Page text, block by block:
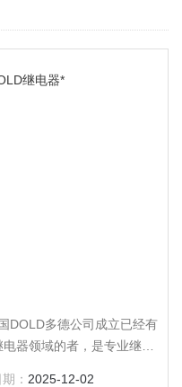
多德公司成立已经有
器领域的者，是专业继电
： 2025-12-02